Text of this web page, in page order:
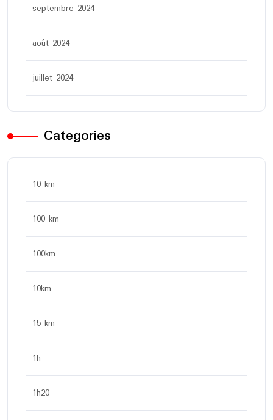
septembre 2024
août 2024
juillet 2024
Categories
10 km
100 km
100km
10km
15 km
1h
1h20